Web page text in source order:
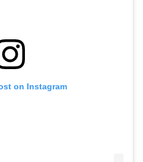
on Instagram